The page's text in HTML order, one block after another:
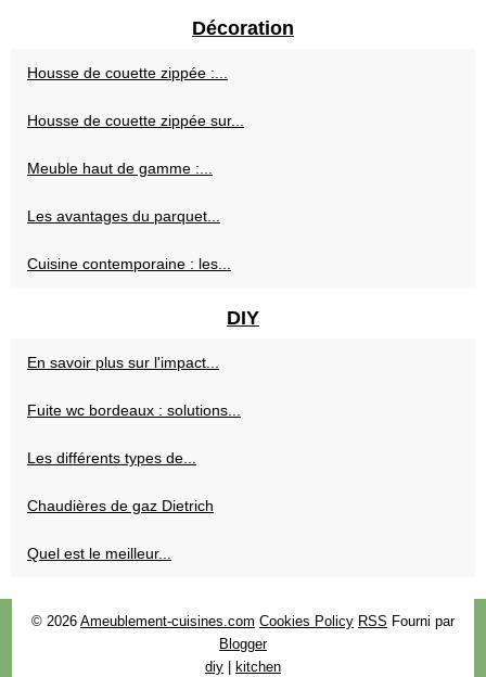
Décoration
Housse de couette zippée :...
Housse de couette zippée sur...
Meuble haut de gamme :...
Les avantages du parquet...
Cuisine contemporaine : les...
DIY
En savoir plus sur l'impact...
Fuite wc bordeaux : solutions...
Les différents types de...
Chaudières de gaz Dietrich
Quel est le meilleur...
© 2026 Ameublement-cuisines.com Cookies Policy RSS Fourni par
Blogger
diy
kitchen